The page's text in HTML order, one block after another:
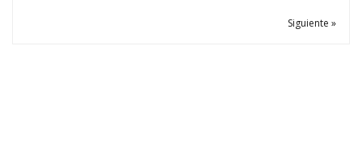
Siguiente »